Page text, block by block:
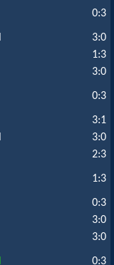
0:3
3:0
1:3
3:0
0:3
3:1
3:0
2:3
1:3
0:3
3:0
3:0
0:3